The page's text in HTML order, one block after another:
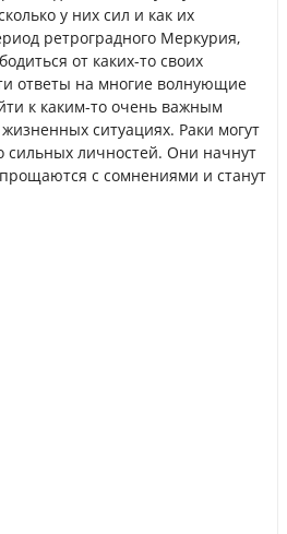
у них сил и как их
ретроградного Меркурия,
от каких-то своих
ответы на многие волнующие
к каким-то очень важным
ситуациях. Раки могут
сильных личностей. Они начнут
с сомнениями и станут